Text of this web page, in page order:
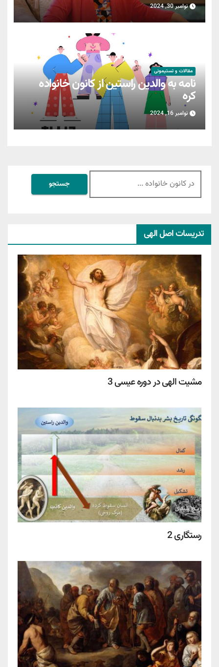
نوامبر 30, 2024
مقالات و تستیمونی
نامه به والدین راستین از کانون خانواده
کره
نوامبر 16, 2024
جستجو
برای:
تدریسات اصل الهی
مشیت الهی در دوره عیسی 3
رستگاری 2